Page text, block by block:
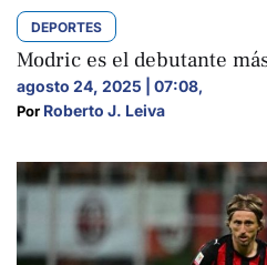
DEPORTES
Modric es el debutante
agosto 24, 2025 | 07:08,
Por Roberto J. Leiva